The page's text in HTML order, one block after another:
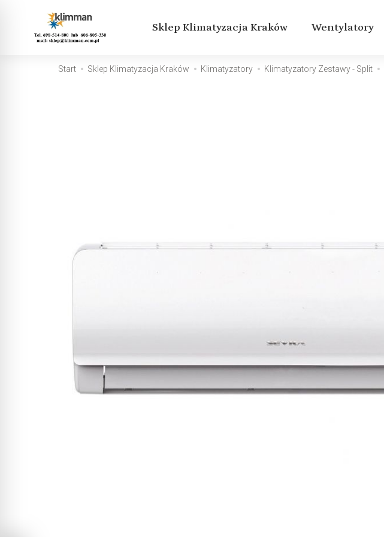
Sklep Klimatyzacja Kraków Wentylatory
Start Sklep Klimatyzacja Kraków Klimatyzatory Klimatyzatory Zestawy - Split